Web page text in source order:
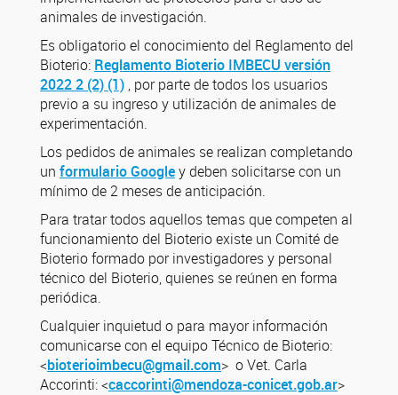
animales de investigación.
Es obligatorio el conocimiento del Reglamento del
Bioterio: Reglamento Bioterio IMBECU versión
2022 2 (2) (1) , por parte de todos los usuarios
previo a su ingreso y utilización de animales de
experimentación.
Los pedidos de animales se realizan completando
un formulario Googley deben solicitarse con un
mínimo de 2 meses de anticipación.
Para tratar todos aquellos temas que competen al
funcionamiento del Bioterio existe un Comité de
Bioterio formado por investigadores y personal
técnico del Bioterio, quienes se reúnen en forma
periódica.
Cualquier inquietud o para mayor información
comunicarse con el equipo Técnico de Bioterio:
<bioterioimbecu@gmail.com> o Vet. Carla
Accorinti: <caccorinti@mendoza-conicet.gob.ar>